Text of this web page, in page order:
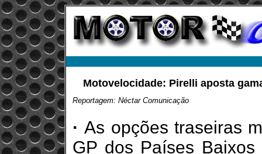
Motovelocidade: Pirelli aposta
Reportagem: Néctar Comunicação
·As opções traseiras
GP dos Países